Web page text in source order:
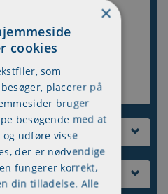
×
cookies
som
placerer på
bruger
besøgende med at
udføre visse
der er nødvendige
fungerer korrekt,
din tilladelse. Alle